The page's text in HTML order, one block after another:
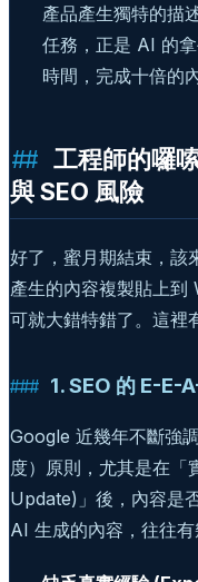
產品產生獨特的描
任務，正是 AI 的
時間，完成十倍的
工程師的囉
與 SEO 風險
好了，蜜月期結束，該
產生的內容複製貼上
可就大錯特錯了。這裡
1. SEO 的 E-E-
Google 近幾年不斷強
度）原則，尤其是在
Update)」後，內容是
AI 生成的內容，往往有